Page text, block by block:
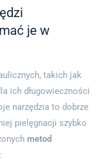
je w
takich jak
ich długowieczności
narzędzia to dobrze
pielęgnacji szybko
metod
: